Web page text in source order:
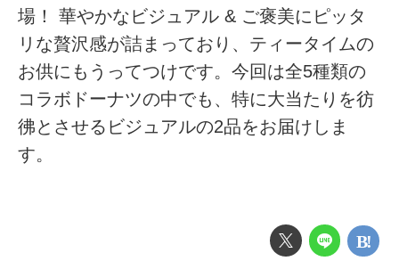
場！ 華やかなビジュアル & ご褒美にピッタ
リな贅沢感が詰まっており、ティータイムの
お供にもうってつけです。今回は全5種類の
コラボドーナツの中でも、特に大当たりを彷
彿とさせるビジュアルの2品をお届けしま
す。